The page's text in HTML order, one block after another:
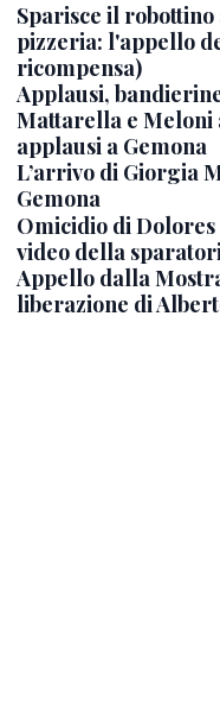
Sparisce il
pizzeria: l'appello
ricompensa)
Applausi,
Mattarella e Meloni
applausi a Gemona
L’arrivo di Giorgia
Gemona
Omicidio di
video della
Appello dalla
liberazione di